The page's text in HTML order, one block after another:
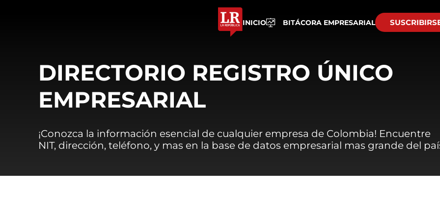
INICIO BITÁCORA EMPRESARIAL
DIRECTORIO REGISTRO ÚNICO
EMPRESARIAL
¡Conozca la información esencial de cualquier empresa de Colombia! Encuentre
NIT, dirección, teléfono, y mas en la base de datos empresarial mas grande del